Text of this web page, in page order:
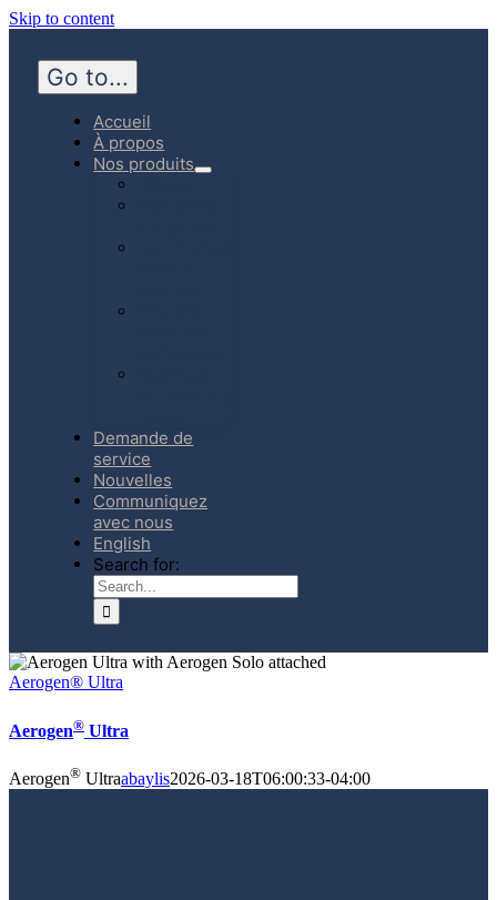
Skip to content
Go to...
Accueil
À propos
Nos produits
Demande de
service
Nouvelles
Communiquez
avec nous
English
Search for:
Aerogen® Ultra
Aerogen® Ultra
Aerogen® Ultraabaylis2026-03-18T06:00:33-04:00